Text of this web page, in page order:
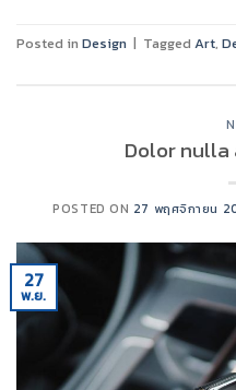
Posted in Design | Tagged Art,
Dolor
POSTED ON 27 พฤศจิกายน
27
พ.ย.